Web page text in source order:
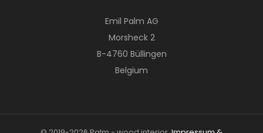
Emil Palm AG
Morsheck 2
B-4760 Büllingen
Belgium